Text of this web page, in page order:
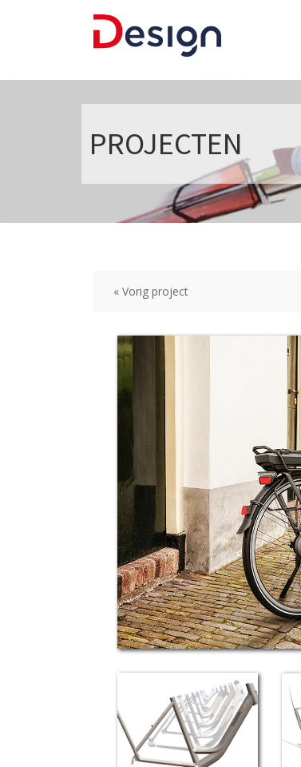
PROJECTEN
« Vorig project